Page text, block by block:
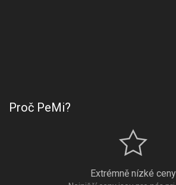
Proč PeMi?
Extrémně nízké ceny